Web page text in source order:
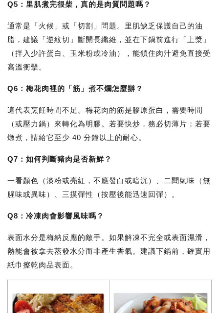
Q5：里肌煮完很柴，真的是肉質問題嗎？
通常是「火候」或「切割」問題。里肌缺乏保護自己的油
脂，建議「逆紋切」斷開長纖維，並在下鍋前進行「上漿」
（拌入少許蛋白、玉米粉或冷油），能鎖住肉汁避免直接受
高溫衝擊。
Q6：梅花肉裡的「筋」煮不爛怎麼辦？
這代表烹飪時間不足。梅花肉的筋是膠原蛋白，需要時間
（或壓力鍋）來轉化為明膠。若要快炒，務必切薄片；若要
燉煮，請給它至少 40 分鐘以上的耐心。
Q7：如何判斷豬肉是否新鮮？
一看顏色（淡粉或亮紅，不應發白或暗沉）、二聞氣味（無
腥味或異味）、三摸彈性（按壓後能迅速回彈）。
Q8：冷凍肉會影響風味嗎？
表面水分是梅納反應的敵手。如果解凍不完全或表面濕滑，
熱能會被拿去蒸發水分而非產生香氣。建議下鍋前，確實用
紙巾擦乾肉品表面。